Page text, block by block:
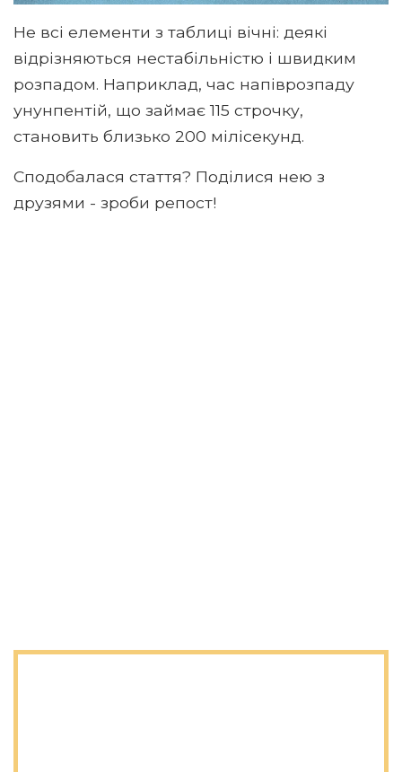
Не всі елементи з таблиці вічні: деякі
відрізняються нестабільністю і швидким
розпадом. Наприклад, час напіврозпаду
унунпентій, що займає 115 строчку,
становить близько 200 мілісекунд.
Сподобалася стаття? Поділися нею з
друзями - зроби репост!